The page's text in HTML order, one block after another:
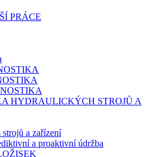
PRÁCE
HYDRAULICKÝCH STROJŮ A
a zařízení
a proaktivní údržba